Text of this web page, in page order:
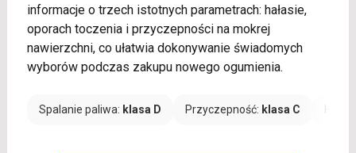
informacje o trzech istotnych parametrach: hałasie,
oporach toczenia i przyczepności na mokrej
nawierzchni, co ułatwia dokonywanie świadomych
wyborów podczas zakupu nowego ogumienia.
Spalanie paliwa: klasa D Przyczepność: klasa C